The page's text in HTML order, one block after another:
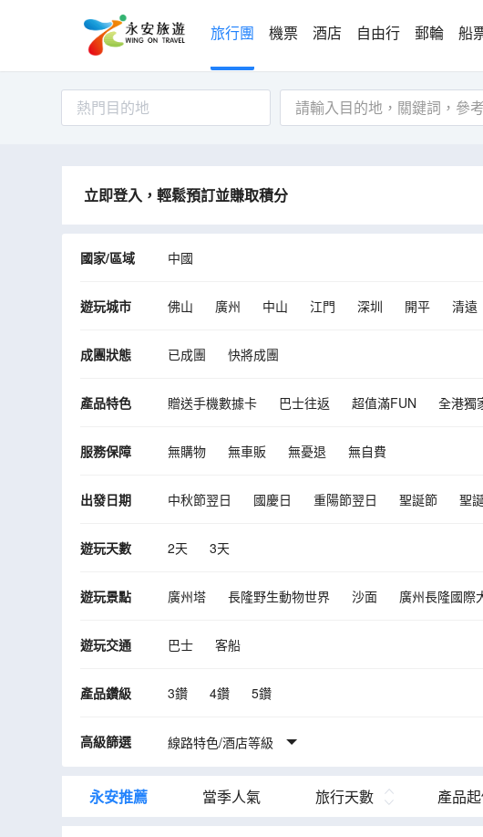
旅行團 機票 酒店 自由行 郵輪 船
熱門目的地
立即登入，輕鬆預訂並賺取積分
國家/區域 中國
遊玩城市 佛山 廣州 中山 江門 深圳 開平 清遠
成團狀態 已成團 快將成團
產品特色 贈送手機數據卡 巴士往返 超值滿FUN 全港獨
服務保障 無購物 無車販 無憂退 無自費
出發日期 中秋節翌日 國慶日 重陽節翌日 聖誕節 聖
09月
10月
遊玩天數 2天 3天
遊玩景點 廣州塔 長隆野生動物世界 沙面 廣州長隆國際
赤松宮
西坊大院文化旅遊區
七星巖
七星巖牌坊廣場
大良華蓋路商業步行街
和平路公仔街
廣東千古情 順德容桂漁人碼頭
遊玩交通 巴士 客船
產品鑽級 3鑽 4鑽 5鑽
高級篩選 線路特色/酒店等級
永安推薦 當季人氣 旅行天數 產品